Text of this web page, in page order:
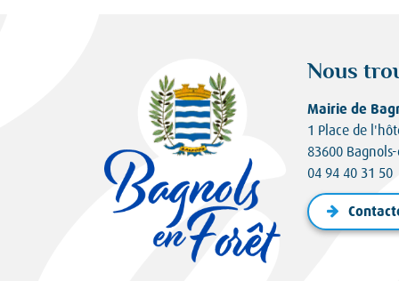
Nous
Mairie de
1 Place de
83600
04 94 40 31 50